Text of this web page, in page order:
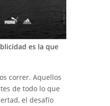
es la que
correr. Aquellos
de todo lo que
el desafío